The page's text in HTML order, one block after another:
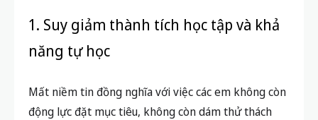
1. Suy giảm thành tích học tập và khả
năng tự học
Mất niềm tin đồng nghĩa với việc các em không còn
động lực đặt mục tiêu, không còn dám thử thách